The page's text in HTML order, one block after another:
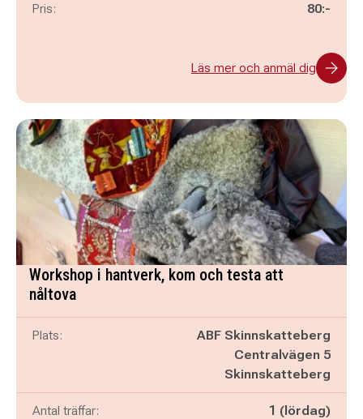
Pris: 80:-
Läs mer och anmäl dig
Workshop i hantverk, kom och testa att
nåltova
Plats:
ABF Skinnskatteberg
Centralvägen 5
Skinnskatteberg
Antal träffar: 1 (lördag)